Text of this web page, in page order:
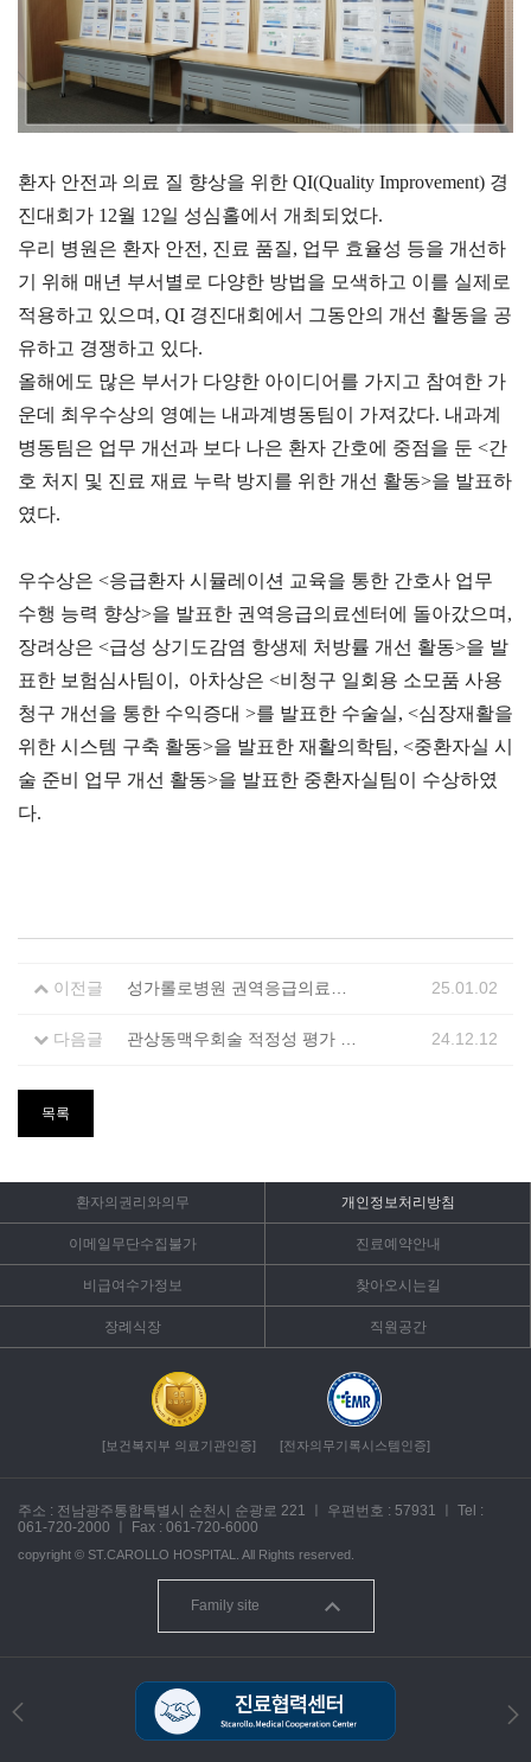
환자 안전과 의료 질 향상을 위한 QI(Quality Improvement) 경
진대회가 12월 12일 성심홀에서 개최되었다.
우리 병원은 환자 안전, 진료 품질, 업무 효율성 등을 개선하
기 위해 매년 부서별로 다양한 방법을 모색하고 이를 실제로
적용하고 있으며, QI 경진대회에서 그동안의 개선 활동을 공
유하고 경쟁하고 있다.
올해에도 많은 부서가 다양한 아이디어를 가지고 참여한 가
운데 최우수상의 영예는 내과계병동팀이 가져갔다. 내과계
병동팀은 업무 개선과 보다 나은 환자 간호에 중점을 둔 <간
호 처지 및 진료 재료 누락 방지를 위한 개선 활동>을 발표하
였다.
우수상은 <응급환자 시뮬레이션 교육을 통한 간호사 업무
수행 능력 향상>을 발표한 권역응급의료센터에 돌아갔으며,
장려상은 <급성 상기도감염 항생제 처방률 개선 활동>을 발
표한 보험심사팀이, 아차상은 <비청구 일회용 소모품 사용
청구 개선을 통한 수익증대 >를 발표한 수술실, <심장재활을
위한 시스템 구축 활동>을 발표한 재활의학팀, <중환자실 시
술 준비 업무 개선 활동>을 발표한 중환자실팀이 수상하였
다.
이전글 성가롤로병원 권역응급의료센터 최우수(A) 등급 획득! 25.01.02
다음글 관상동맥우회술 적정성 평가 1등급 획득! 24.12.12
목록
환자의권리와의무 개인정보처리방침
이메일무단수집불가 진료예약안내
비급여수가정보 찾아오시는길
장례식장 직원공간
[보건복지부 의료기관인증] [전자의무기록시스템인증]
Family site
주소 : 전남광주통합특별시 순천시 순광로 221 우편번호 : 57931
Tel :
061-720-2000
Fax : 061-720-6000
copyright © ST.CAROLLO HOSPITAL. All Rights reserved.